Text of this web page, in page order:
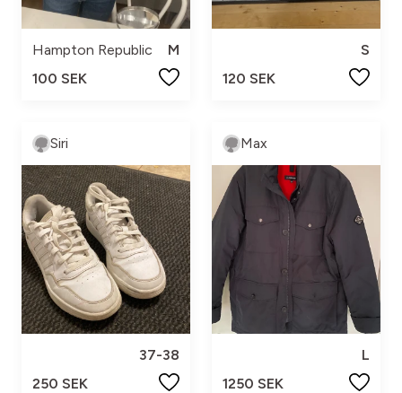
Hampton Republic
M
100 SEK
S
120 SEK
Siri
37-38
250 SEK
Max
L
1250 SEK